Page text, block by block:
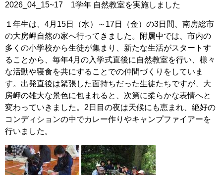
2026_04_15~17 1学年 自然教室を実施しました
１年生は、4月15日（水）～17日（金）の3日間、南房総市
の大房岬自然の家へ行ってきました。附属中では、市内の
多くの小学校から生徒が集まり、新たな生活がスタートす
ることから、毎年4月の入学式直後に自然教室を行い、様々
な活動や寝食を共にすることでの仲間づくりをしていま
す。出発直後は緊張した面持ちだった生徒たちですが、大
房岬の雄大な景色に包まれると、次第に柔らかな表情へと
変わっていきました。2日目の夜は天候にも恵まれ、絶好の
コンディションの中でカレー作りやキャンプファイアーを
行いました。